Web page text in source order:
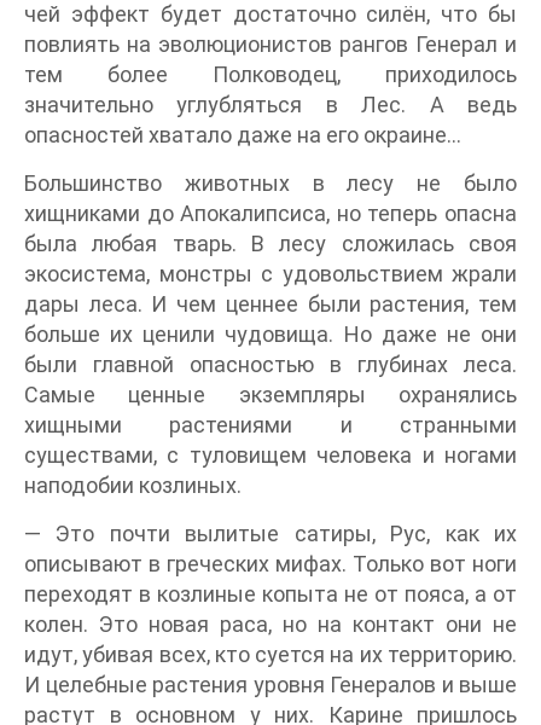
чей эффект будет достаточно силён, что бы
повлиять на эволюционистов рангов Генерал и
тем более Полководец, приходилось
значительно углубляться в Лес. А ведь
опасностей хватало даже на его окраине…
Большинство животных в лесу не было
хищниками до Апокалипсиса, но теперь опасна
была любая тварь. В лесу сложилась своя
экосистема, монстры с удовольствием жрали
дары леса. И чем ценнее были растения, тем
больше их ценили чудовища. Но даже не они
были главной опасностью в глубинах леса.
Самые ценные экземпляры охранялись
хищными растениями и странными
существами, с туловищем человека и ногами
наподобии козлиных.
— Это почти вылитые сатиры, Рус, как их
описывают в греческих мифах. Только вот ноги
переходят в козлиные копыта не от пояса, а от
колен. Это новая раса, но на контакт они не
идут, убивая всех, кто суется на их территорию.
И целебные растения уровня Генералов и выше
растут в основном у них. Карине пришлось